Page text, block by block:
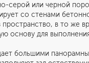
серой или черной
со стенами
пространство, в то же
основу для
большими